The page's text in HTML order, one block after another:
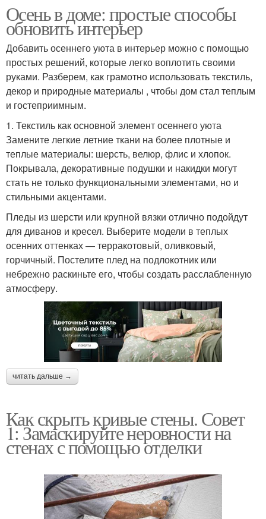
Осень в доме: простые способы
обновить интерьер
Добавить осеннего уюта в интерьер можно с помощью
простых решений, которые легко воплотить своими
руками. Разберем, как грамотно использовать текстиль,
декор и природные материалы , чтобы дом стал теплым
и гостеприимным.
1. Текстиль как основной элемент осеннего уюта
Замените легкие летние ткани на более плотные и
теплые материалы: шерсть, велюр, флис и хлопок.
Покрывала, декоративные подушки и накидки могут
стать не только функциональными элементами, но и
стильными акцентами.
Пледы из шерсти или крупной вязки отлично подойдут
для диванов и кресел. Выберите модели в теплых
осенних оттенках — терракотовый, оливковый,
горчичный. Постелите плед на подлокотник или
небрежно раскиньте его, чтобы создать расслабленную
атмосферу.
читать дальше →
Как скрыть кривые стены. Совет
1: Замаскируйте неровности на
стенах с помощью отделки